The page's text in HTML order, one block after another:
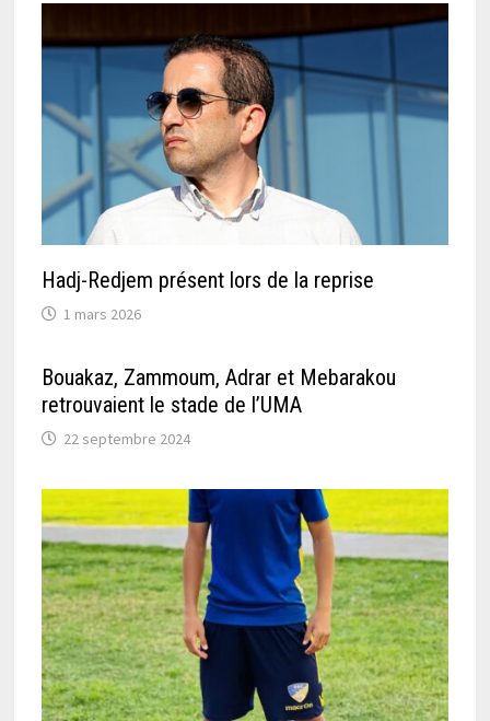
Hadj-Redjem présent lors de la reprise
1 mars 2026
Bouakaz, Zammoum, Adrar et Mebarakou
retrouvaient le stade de l’UMA
22 septembre 2024